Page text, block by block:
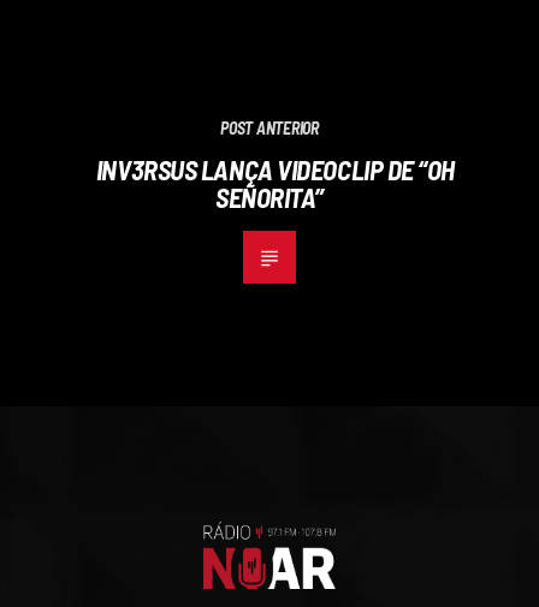
POST ANTERIOR
INV3RSUS LANÇA VIDEOCLIP DE “OH
SEÑORITA”